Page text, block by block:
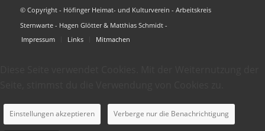
© Copyright - Höfinger Heimat- und Kulturverein - Arbeitskreis
Sternwarte - Hagen Glötter & Matthias Schmidt -
Impressum
Links Mitmachen
Einstellungen akzeptieren Verberge nur die Benachrichtigung